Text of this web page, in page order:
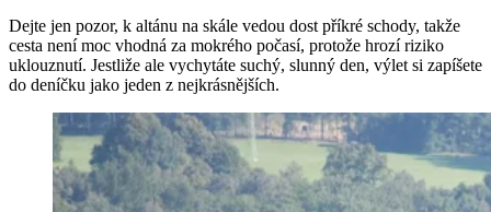
Dejte jen pozor, k altánu na skále vedou dost příkré schody, takže
cesta není moc vhodná za mokrého počasí, protože hrozí riziko
uklouznutí. Jestliže ale vychytáte suchý, slunný den, výlet si zapíšete
do deníčku jako jeden z nejkrásnějších.